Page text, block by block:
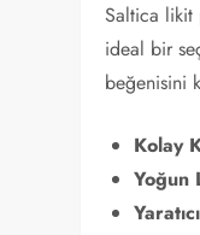
Saltica
ideal bir
beğenisini
Kolay
Yoğun